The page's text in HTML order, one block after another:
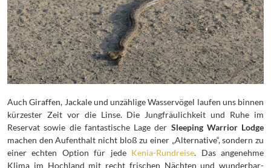
Auch Giraffen, Jackale und unzählige Wasservögel laufen uns binnen
kürzester Zeit vor die Linse. Die Jungfräulichkeit und Ruhe im
Reservat sowie die fantastische Lage der Sleeping Warrior Lodge
machen den Aufenthalt nicht bloß zu einer „Alternative“, sondern zu
einer echten Option für jede Kenia-Rundreise. Das angenehme
Klima im Hochland mit recht frischen Nächten und wunderbar-